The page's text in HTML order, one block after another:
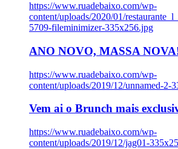
https://www.ruadebaixo.com/wp-
content/uploads/2020/01/
5709-fileminimizer-335x256.jpg
ANO NOVO, MASSA
https://www.ruadebaixo.com/wp-
content/uploads/2019/12/unnamed-2-
Vem ai o Brunch mais
https://www.ruadebaixo.com/wp-
content/uploads/2019/12/jag01-